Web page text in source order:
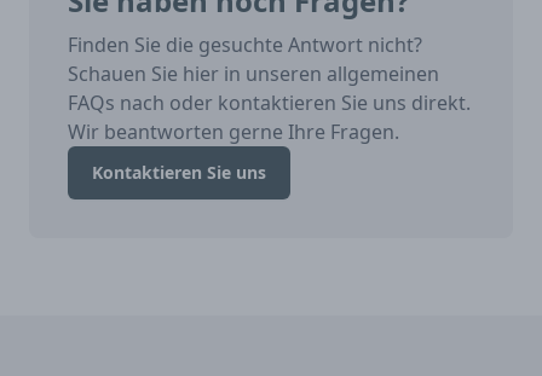
Finden Sie die gesuchte Antwort nicht?
Schauen Sie hier in unseren allgemeinen
FAQs nach oder kontaktieren Sie uns direkt.
Wir beantworten gerne Ihre Fragen.
Kontaktieren Sie uns